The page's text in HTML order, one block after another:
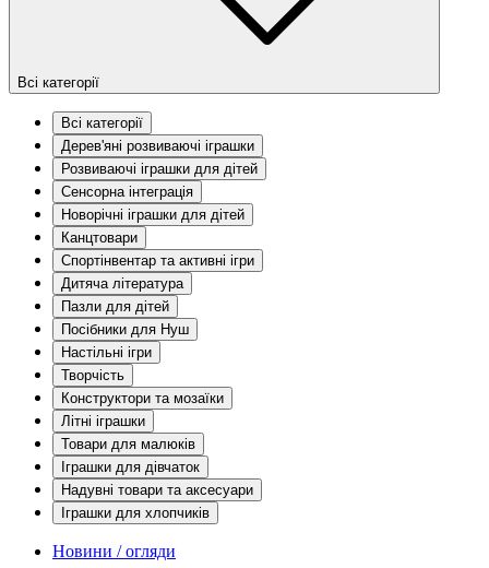
Всі категорії
Всі категорії
Дерев'яні розвиваючі іграшки
Розвиваючі іграшки для дітей
Сенсорна інтеграція
Новорічні іграшки для дітей
Канцтовари
Спортінвентар та активні ігри
Дитяча література
Пазли для дітей
Посібники для Нуш
Настільні ігри
Творчість
Конструктори та мозаїки
Літні іграшки
Товари для малюків
Іграшки для дівчаток
Надувні товари та аксесуари
Іграшки для хлопчиків
Новини / огляди